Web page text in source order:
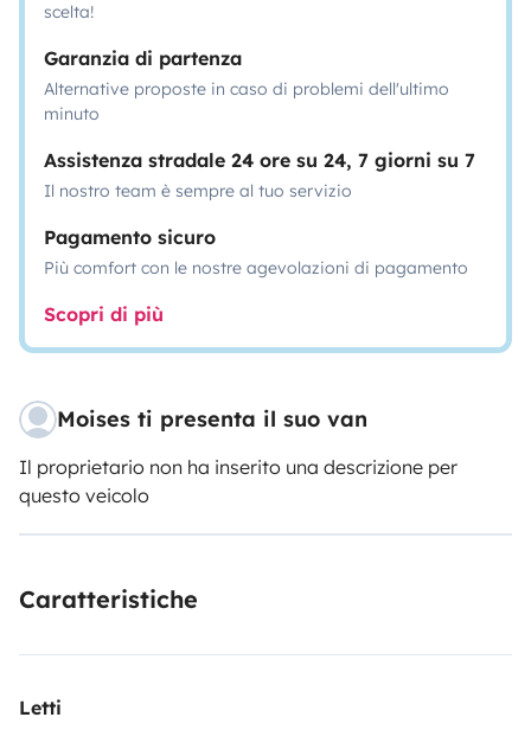
scelta!
Garanzia di partenza
Alternative proposte in caso di problemi dell'ultimo
minuto
Assistenza stradale 24 ore su 24, 7 giorni su 7
Il nostro team è sempre al tuo servizio
Pagamento sicuro
Più comfort con le nostre agevolazioni di pagamento
Scopri di più
Moises ti presenta il suo van
Il proprietario non ha inserito una descrizione per
questo veicolo
Caratteristiche
Letti